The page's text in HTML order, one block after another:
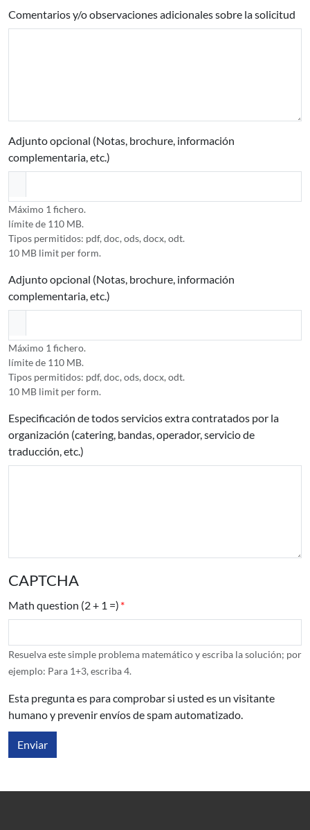
Comentarios y/o observaciones adicionales sobre la solicitud
Adjunto opcional (Notas, brochure, información
complementaria, etc.)
Máximo 1 fichero.
límite de 110 MB.
Tipos permitidos: pdf, doc, ods, docx, odt.
10 MB limit per form.
Adjunto opcional (Notas, brochure, información
complementaria, etc.)
Máximo 1 fichero.
límite de 110 MB.
Tipos permitidos: pdf, doc, ods, docx, odt.
10 MB limit per form.
Especificación de todos servicios extra contratados por la
organización (catering, bandas, operador, servicio de
traducción, etc.)
CAPTCHA
Math question (2 + 1 =)
Resuelva este simple problema matemático y escriba la solución; por
ejemplo: Para 1+3, escriba 4.
Esta pregunta es para comprobar si usted es un visitante
humano y prevenir envíos de spam automatizado.